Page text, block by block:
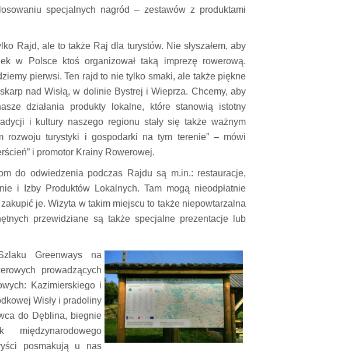
specjalnych nagród – zestawów z produktami
Rajd, ale to także Raj dla turystów. Nie słyszałem, aby
w Polsce ktoś organizował taką imprezę rowerową.
pierwsi. Ten rajd to nie tylko smaki, ale także piękne
nad Wisłą, w dolinie Bystrej i Wieprza. Chcemy, aby
działania produkty lokalne, które stanowią istotny
i kultury naszego regionu stały się także ważnym
rozwoju turystyki i gospodarki na tym terenie” – mówi
i promotor Krainy Rowerowej.
do odwiedzenia podczas Rajdu są m.in.: restauracje,
i Izby Produktów Lokalnych. Tam mogą nieodpłatnie
je. Wizyta w takim miejscu to także niepowtarzalna
przewidziane są także specjalne prezentacje lub
ku Greenways na
prowadzących
Kazimierskiego i
Wisły i pradoliny
do Dęblina, biegnie
posmakują u nas